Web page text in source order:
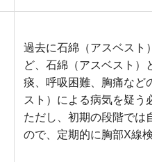
過去に石綿（アスベスト）
ど、石綿（アスベスト）と
痰、呼吸困難、胸痛などの
スト）による病気を疑う必
ただし、初期の段階では自
ので、定期的に胸部X線検